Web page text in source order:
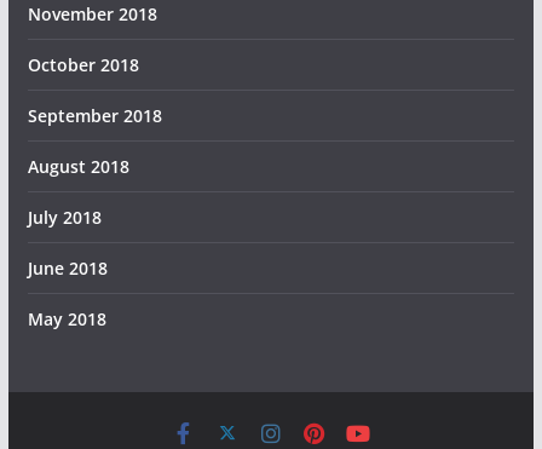
November 2018
October 2018
September 2018
August 2018
July 2018
June 2018
May 2018